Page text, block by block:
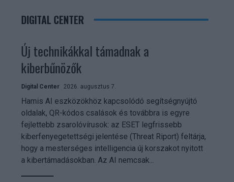
DIGITAL CENTER
Új technikákkal támadnak a
kiberbűnözők
Digital Center 2026. augusztus 7.
Hamis AI eszközökhöz kapcsolódó segítségnyújtó
oldalak, QR-kódos csalások és továbbra is egyre
fejlettebb zsarolóvírusok: az ESET legfrissebb
kiberfenyegetettségi jelentése (Threat Riport) feltárja,
hogy a mesterséges intelligencia új korszakot nyitott
a kibertámadásokban. Az AI nemcsak...